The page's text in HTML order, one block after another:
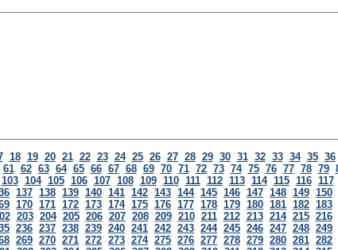
18 19 20 21 22 23 24 25 26 27 28 29 30 31 32 33 34 35 36
61 62 63 64 65 66 67 68 69 70 71 72 73 74 75 76 77 78 79
103 104 105 106 107 108 109 110 111 112 113 114 115 116 117
137 138 139 140 141 142 143 144 145 146 147 148 149 150
170 171 172 173 174 175 176 177 178 179 180 181 182 183
203 204 205 206 207 208 209 210 211 212 213 214 215 216
236 237 238 239 240 241 242 243 244 245 246 247 248 249
269 270 271 272 273 274 275 276 277 278 279 280 281 282